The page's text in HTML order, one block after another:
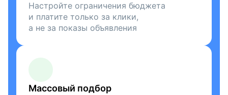
Настройте ограничения бюджета
и платите только за клики,
а не за показы объявления
Массовый подбор